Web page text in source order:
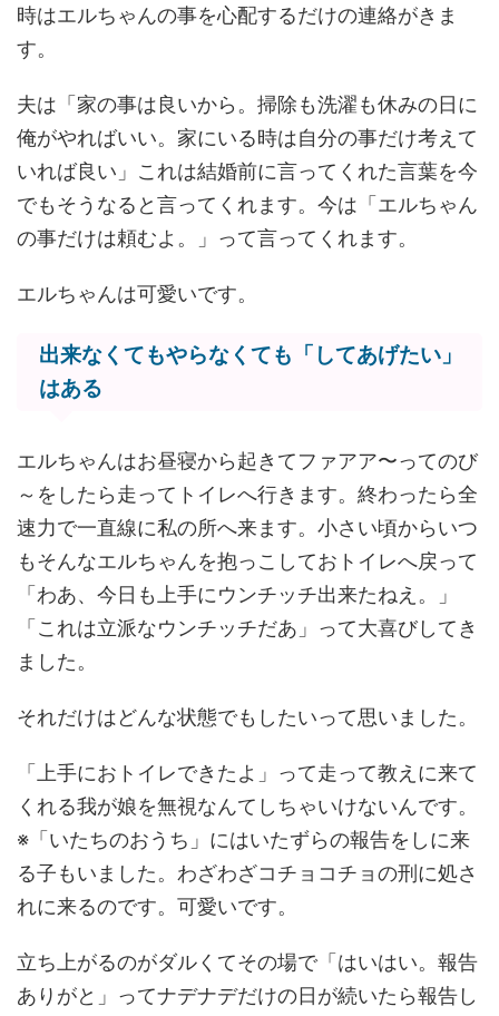
時はエルちゃんの事を心配するだけの連絡がきま
す。
夫は「家の事は良いから。掃除も洗濯も休みの日に
俺がやればいい。家にいる時は自分の事だけ考えて
いれば良い」これは結婚前に言ってくれた言葉を今
でもそうなると言ってくれます。今は「エルちゃん
の事だけは頼むよ。」って言ってくれます。
エルちゃんは可愛いです。
出来なくてもやらなくても「してあげたい」
はある
エルちゃんはお昼寝から起きてファアア〜ってのび
～をしたら走ってトイレへ行きます。終わったら全
速力で一直線に私の所へ来ます。小さい頃からいつ
もそんなエルちゃんを抱っこしておトイレへ戻って
「わあ、今日も上手にウンチッチ出来たねえ。」
「これは立派なウンチッチだあ」って大喜びしてき
ました。
それだけはどんな状態でもしたいって思いました。
「上手におトイレできたよ」って走って教えに来て
くれる我が娘を無視なんてしちゃいけないんです。
※「いたちのおうち」にはいたずらの報告をしに来
る子もいました。わざわざコチョコチョの刑に処さ
れに来るのです。可愛いです。
立ち上がるのがダルくてその場で「はいはい。報告
ありがと」ってナデナデだけの日が続いたら報告し